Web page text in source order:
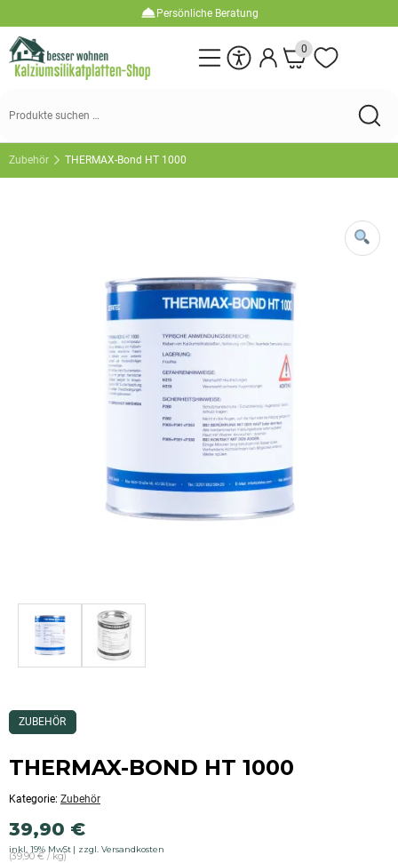
Persönliche Beratung
Abholung möglich
0
Suchen
Zubehör THERMAX-Bond HT 1000
Dieses
Produkt
ZUBEHÖR
THERMAX-BOND HT 1000
Kategorie: Zubehör
39,90 €
inkl. 19% MwSt zzgl. Versandkosten
(39,90 € / kg)